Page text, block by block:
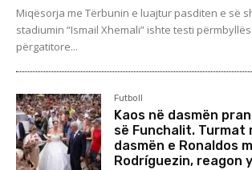
Miqësorja me Tërbunin e luajtur pasditen e së
stadiumin “Ismail Xhemali” ishte testi
përgatitore...
Futboll
Kaos në dasmën
së Funchalit. Turmat
dasmën e Ronaldos
Rodríguezin, reagon